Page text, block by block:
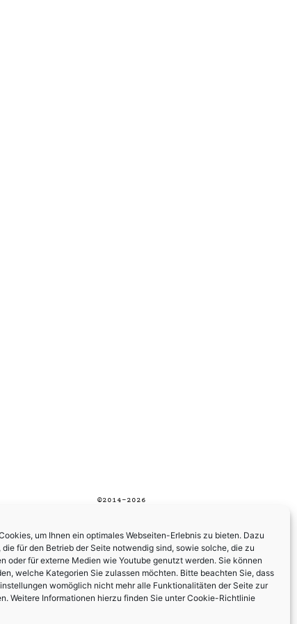
um Ihnen ein optimales Webseiten-Erlebnis zu bieten. Dazu
für den Betrieb der Seite notwendig sind, sowie solche, die zu
oder für externe Medien wie Youtube genutzt werden. Sie können
welche Kategorien Sie zulassen möchten. Bitte beachten Sie, dass
womöglich nicht mehr alle Funktionalitäten der Seite zur
Weitere Informationen hierzu finden Sie unterCookie-Richtlinie
©2014–2026